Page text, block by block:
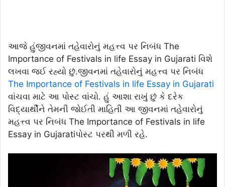
આજે હુંજીવનમાં તહેવારોનું મહત્ત્વ પર નિબંધ The
Importance of Festivals in life Essay in Gujarati વિશે
લખવા જઈ રહ્યો છું.જીવનમાં તહેવારોનું મહત્ત્વ પર નિબંધ
The Importance of Festivals in life Essay in Gujarati
વાંચવા માટે આ પોસ્ટ વાંચો. હું આશા રાખું છું કે દરેક
વિદ્યાર્થીને તેમની જોઈતી માહિતી આ જીવનમાં તહેવારોનું
મહત્ત્વ પર નિબંધ The Importance of Festivals in life
Essay in Gujaratiપોસ્ટ પરથી મળી રહે.